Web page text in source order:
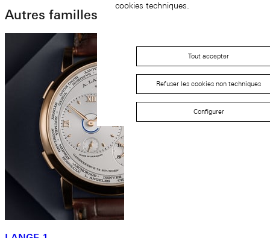
Autres familles Lange
cookies techniques.
Tout accepter
Refuser les cookies non techniques
Configurer